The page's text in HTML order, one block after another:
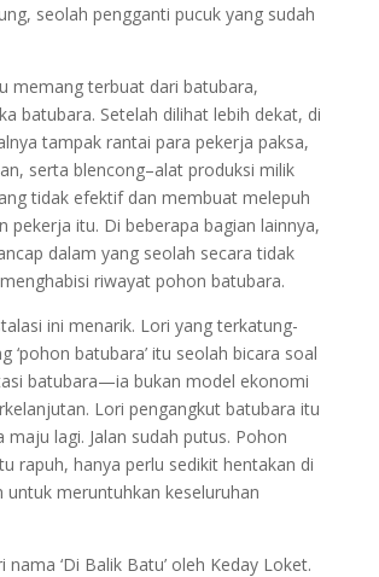
seolah pengganti pucuk yang sudah
memang terbuat dari batubara,
batubara. Setelah dilihat lebih dekat, di
tampak rantai para pekerja paksa,
serta blencong–alat produksi milik
tidak efektif dan membuat melepuh
pekerja itu. Di beberapa bagian lainnya,
dalam yang seolah secara tidak
riwayat pohon batubara.
ini menarik. Lori yang terkatung-
‘pohon batubara’ itu seolah bicara soal
batubara—ia bukan model ekonomi
Lori pengangkut batubara itu
maju lagi. Jalan sudah putus. Pohon
rapuh, hanya perlu sedikit hentakan di
untuk meruntuhkan keseluruhan
nama ‘Di Balik Batu’ oleh Keday Loket.